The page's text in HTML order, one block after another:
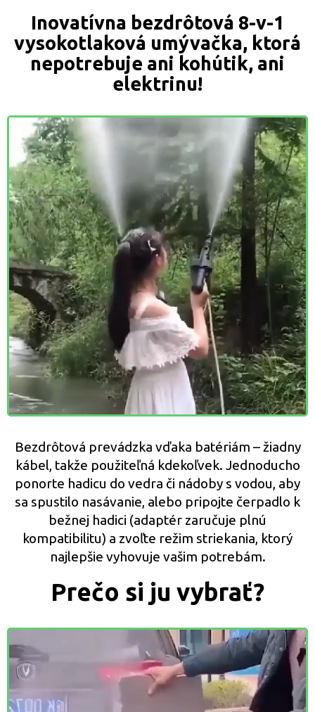
Inovatívna bezdrôtová 8-v-1
vysokotlaková umývačka, ktorá
nepotrebuje ani kohútik, ani
elektrinu!
Bezdrôtová prevádzka vďaka batériám – žiadny
kábel, takže použiteľná kdekoľvek. Jednoducho
ponorte hadicu do vedra či nádoby s vodou, aby
sa spustilo nasávanie, alebo pripojte čerpadlo k
bežnej hadici (adaptér zaručuje plnú
kompatibilitu) a zvoľte režim striekania, ktorý
najlepšie vyhovuje vašim potrebám.
Prečo si ju vybrať?